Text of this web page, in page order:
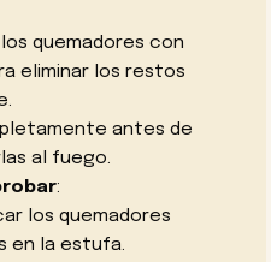
los quemadores con
eliminar los restos
antes de
al fuego.
:
los quemadores
en la estufa.